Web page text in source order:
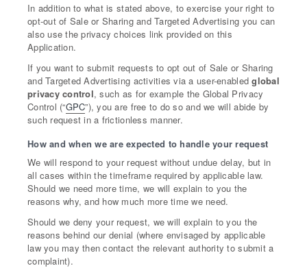
In addition to what is stated above, to exercise your right to
opt-out of Sale or Sharing and Targeted Advertising you can
also use the privacy choices link provided on this
Application.
If you want to submit requests to opt out of Sale or Sharing
and Targeted Advertising activities via a user-enabledglobal
privacy control, such as for example the Global Privacy
Control (“GPC”), you are free to do so and we will abide by
such request in a frictionless manner.
How and when we are expected to handle your request
We will respond to your request without undue delay, but in
all cases within the timeframe required by applicable law.
Should we need more time, we will explain to you the
reasons why, and how much more time we need.
Should we deny your request, we will explain to you the
reasons behind our denial (where envisaged by applicable
law you may then contact the relevant authority to submit a
complaint).